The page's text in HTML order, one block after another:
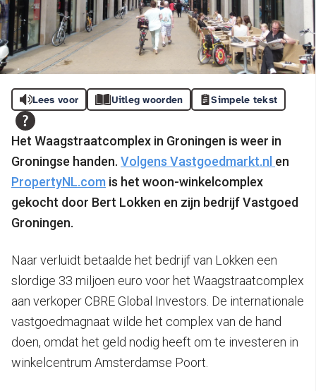
Lees voor Uitleg woorden Simpele tekst
Het Waagstraatcomplex in Groningen is weer in
Groningse handen. Volgens Vastgoedmarkt.nl en
PropertyNL.com is het woon-winkelcomplex
gekocht door Bert Lokken en zijn bedrijf Vastgoed
Groningen.
Naar verluidt betaalde het bedrijf van Lokken een
slordige 33 miljoen euro voor het Waagstraatcomplex
aan verkoper CBRE Global Investors. De internationale
vastgoedmagnaat wilde het complex van de hand
doen, omdat het geld nodig heeft om te investeren in
winkelcentrum Amsterdamse Poort.